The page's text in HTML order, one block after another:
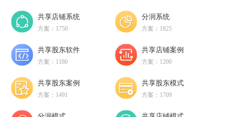
共享店铺系统
方案：1750
分润系统
方案：1825
共享股东软件
方案：1180
共享店铺案例
方案：1200
共享股东案例
方案：1491
共享股东模式
方案：1709